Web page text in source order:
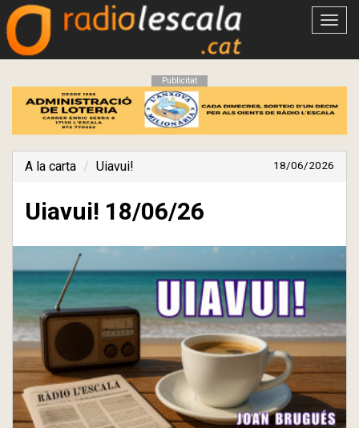
Obrir
Publicitat
A la carta Uiavui! 18/06/2026
Uiavui! 18/06/26